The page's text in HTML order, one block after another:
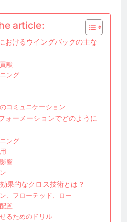
article:
おけるウイングバックの主な
献
ング
コミュニケーション
ォーメーションでどのように
ング
響
果的なクロス技術とは？
、フローテッド、ロー
置
るためのドリル